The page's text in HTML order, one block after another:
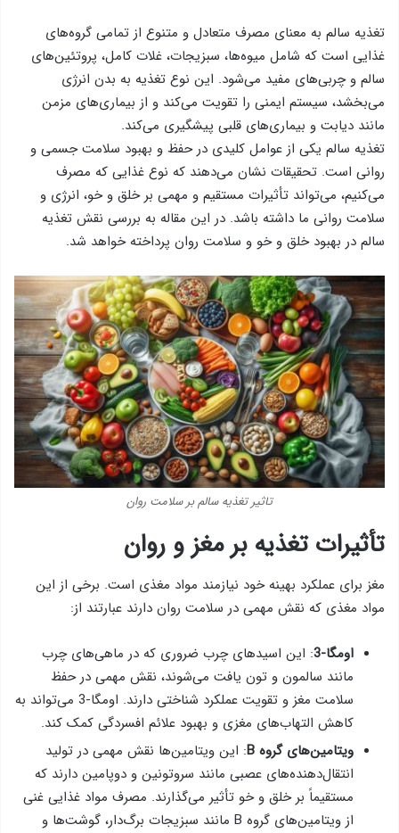
تغذیه سالم به معنای مصرف متعادل و متنوع از تمامی گروه‌های
غذایی است که شامل میوه‌ها، سبزیجات، غلات کامل، پروتئین‌های
سالم و چربی‌های مفید می‌شود. این نوع تغذیه به بدن انرژی
می‌بخشد، سیستم ایمنی را تقویت می‌کند و از بیماری‌های مزمن
مانند دیابت و بیماری‌های قلبی پیشگیری می‌کند.
تغذیه سالم یکی از عوامل کلیدی در حفظ و بهبود سلامت جسمی و
روانی است. تحقیقات نشان می‌دهند که نوع غذایی که مصرف
می‌کنیم، می‌تواند تأثیرات مستقیم و مهمی بر خلق و خو، انرژی و
سلامت روانی ما داشته باشد. در این مقاله به بررسی نقش تغذیه
سالم در بهبود خلق و خو و سلامت روان پرداخته خواهد شد.
تاثیر تغذیه سالم بر سلامت روان
تأثیرات تغذیه بر مغز و روان
مغز برای عملکرد بهینه خود نیازمند مواد مغذی است. برخی از این
مواد مغذی که نقش مهمی در سلامت روان دارند عبارتند از:
اومگا-3 : این اسیدهای چرب ضروری که در ماهی‌های چرب
مانند سالمون و تون یافت می‌شوند، نقش مهمی در حفظ
سلامت مغز و تقویت عملکرد شناختی دارند. اومگا-3 می‌تواند به
کاهش التهاب‌های مغزی و بهبود علائم افسردگی کمک کند.
ویتامین‌های گروه B
: این ویتامین‌ها نقش مهمی در تولید
انتقال‌دهنده‌های عصبی مانند سروتونین و دوپامین دارند که
مستقیماً بر خلق و خو تأثیر می‌گذارند. مصرف مواد غذایی غنی
از ویتامین‌های گروه B مانند سبزیجات برگ‌دار، گوشت‌ها و